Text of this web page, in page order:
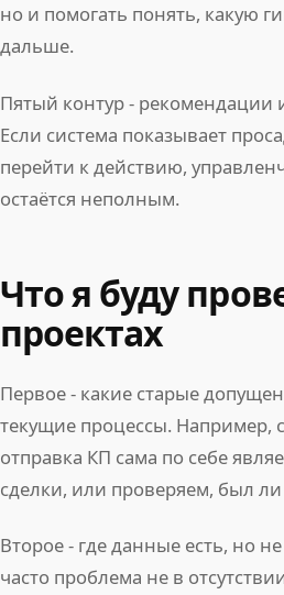
но и помогать понять, какую
дальше.
Пятый контур -
Если система показывает
перейти к действию,
остаётся неполным.
Что я буду
проектах
Первое - какие старые
текущие процессы. Например,
отправка КП сама по себе
сделки, или проверяем, был
Второе - где данные есть, но
часто проблема не в